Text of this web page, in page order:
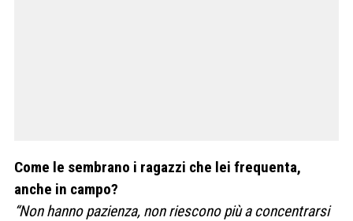
Come le sembrano i ragazzi che lei frequenta,
anche in campo?
“Non hanno pazienza, non riescono più a concentrarsi